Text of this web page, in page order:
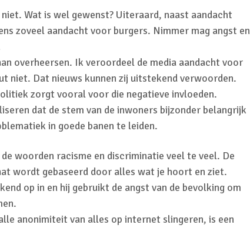
Wat is wel gewenst? Uiteraard, naast aandacht
zoveel aandacht voor burgers. Nimmer mag angst en
overheersen. Ik veroordeel de media aandacht voor
niet. Dat nieuws kunnen zij uitstekend verwoorden.
zorgt vooral voor die negatieve invloeden.
dat de stem van de inwoners bijzonder belangrijk
in goede banen te leiden.
woorden racisme en discriminatie veel te veel. De
wordt gebaseerd door alles wat je hoort en ziet.
op in en hij gebruikt de angst van de bevolking om
anonimiteit van alles op internet slingeren, is een